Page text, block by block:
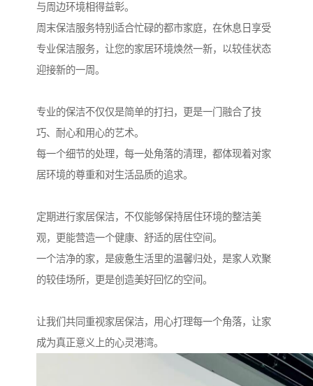
与周边环境相得益彰。
周末保洁服务特别适合忙碌的都市家庭，在休息日享受
专业保洁服务，让您的家居环境焕然一新，以较佳状态
迎接新的一周。
专业的保洁不仅仅是简单的打扫，更是一门融合了技
巧、耐心和用心的艺术。
每一个细节的处理，每一处角落的清理，都体现着对家
居环境的尊重和对生活品质的追求。
定期进行家居保洁，不仅能够保持居住环境的整洁美
观，更能营造一个健康、舒适的居住空间。
一个洁净的家，是疲惫生活里的温馨归处，是家人欢聚
的较佳场所，更是创造美好回忆的空间。
让我们共同重视家居保洁，用心打理每一个角落，让家
成为真正意义上的心灵港湾。